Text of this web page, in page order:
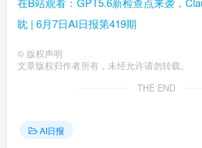
眈 | 6月7日AI日报第419期
© 版权声明
文章版权归作者所有，未经允许请勿转载。
THE END
AI日报